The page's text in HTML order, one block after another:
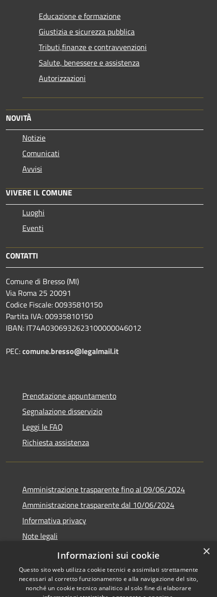
Educazione e formazione
Giustizia e sicurezza pubblica
Tributi,finanze e contravvenzioni
Salute, benessere e assistenza
Autorizzazioni
NOVITÀ
Notizie
Comunicati
Avvisi
VIVERE IL COMUNE
Luoghi
Eventi
CONTATTI
Comune di Bresso (MI)
Via Roma 25 20091
Codice Fiscale: 00935810150
Partita IVA: 00935810150
IBAN: IT74A0306932623100000046012
PEC:comune.bresso@legalmail.it
Prenotazione appuntamento
Segnalazione disservizio
Leggi le FAQ
Richiesta assistenza
Amministrazione trasparente fino al 09/06/2024
Amministrazione trasparente dal 10/06/2024
Informativa privacy
Note legali
Dichiarazione di accessibilità
×
Informazioni sui cookie
Questo sito web utilizza cookie tecnici e assimilati strettamente
necessari al corretto funzionamento e alla navigazione del sito,
nonché un cookie tecnico analitico al solo fine di elaborare